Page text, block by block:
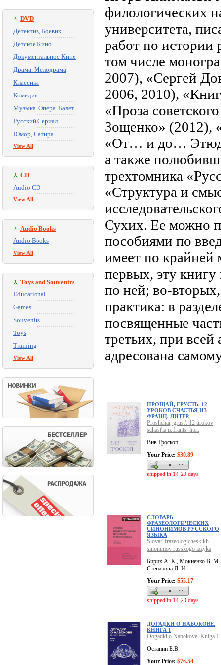
DVD
Детектив, Боевик
Детское Кино
Документальное Кино
Драма. Мелодрама
Классика
Комедия
Музыка. Опера. Балет
Русский Сериал
Юмор, Сатира
View All
CD
Audio CD
View All
Audio Books
Audio Books
View All
Toys and Souvenirs
Educational
Games
Souvenirs
Toys
Training
View All
филологических
университета,
работ по истории
том числе
2007), «Сергей
2006, 2010),
«Проза
Зощенко» (2012),
«От… и до…
а также
трехтомника
«Структура и
Сухих. Ее можно
пособиями по
имеет по крайней
первых, эту книгу
по ней; во-
практика: в
посвященные
третьих, при всей
адресована
ПРОЩАЙ, ГРУСТЬ. 12
УРОКОВ СЧАСТЬЯ ИЗ
ФРАНЦ. ЛИТЕР.
Proshchai, grust'. 12 urokov
schast'ia iz frants. liter.
Вив Гроскоп
Your Price: $30.89
shipped in 14-20 days
СЛОВАРЬ
ФРАЗЕОЛОГИЧЕСКИХ
СИНОНИМОВ РУССКОГО
ЯЗЫКА
Slovar' frazeologicheskikh
sinonimov russkogo iazyka
Бирих А. К., Мокиенко В. М.,
Степанова Л. И.
Your Price: $55.17
shipped in 14-20 days
ДОГАДКИ О НАБОКОВЕ.
КНИГА 1
Dogadki o Nabokove. Kniga 1
Останин Б.В.
Your Price: $76.54